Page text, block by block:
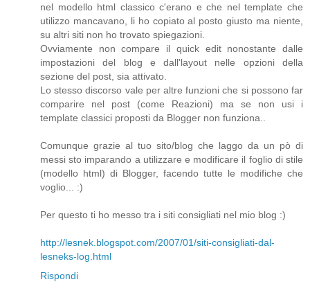
nel modello html classico c'erano e che nel template che
utilizzo mancavano, li ho copiato al posto giusto ma niente,
su altri siti non ho trovato spiegazioni.
Ovviamente non compare il quick edit nonostante dalle
impostazioni del blog e dall'layout nelle opzioni della
sezione del post, sia attivato.
Lo stesso discorso vale per altre funzioni che si possono far
comparire nel post (come Reazioni) ma se non usi i
template classici proposti da Blogger non funziona..
Comunque grazie al tuo sito/blog che laggo da un pò di
messi sto imparando a utilizzare e modificare il foglio di stile
(modello html) di Blogger, facendo tutte le modifiche che
voglio... :)
Per questo ti ho messo tra i siti consigliati nel mio blog :)
http://lesnek.blogspot.com/2007/01/siti-consigliati-dal-
lesneks-log.html
Rispondi